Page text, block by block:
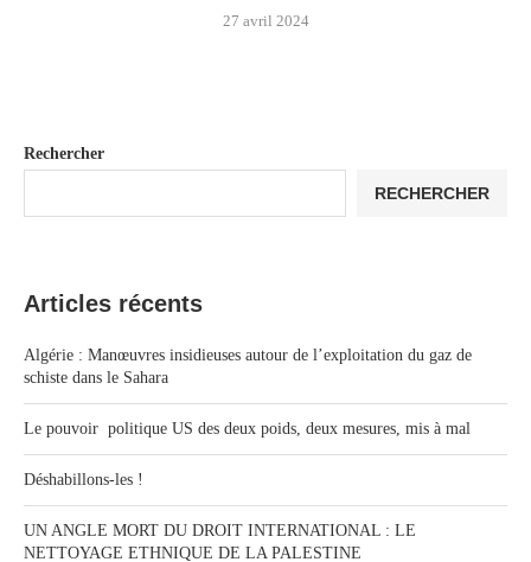
27 avril 2024
Rechercher
RECHERCHER
Articles récents
Algérie : Manœuvres insidieuses autour de l’exploitation du gaz de
schiste dans le Sahara
Le pouvoir politique US des deux poids, deux mesures, mis à mal
Déshabillons-les !
UN ANGLE MORT DU DROIT INTERNATIONAL : LE
NETTOYAGE ETHNIQUE DE LA PALESTINE